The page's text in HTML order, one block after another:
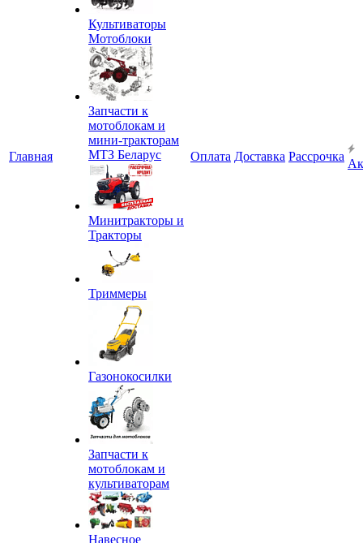
Главная
Культиваторы
Мотоблоки
Запчасти к
мотоблокам и
мини-тракторам
МТЗ Беларус
Минитракторы и
Тракторы
Триммеры
Газонокосилки
Запчасти к
мотоблокам и
культиваторам
Навесное
Оплата Доставка Рассрочка